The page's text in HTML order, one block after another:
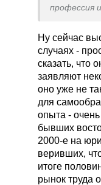
профессия
Ну сейчас
случаях -
сказать, что
заявляют
оно уже не
для
опыта - очень
бывших
2000-е на
веривших,
итоге
рынок труда